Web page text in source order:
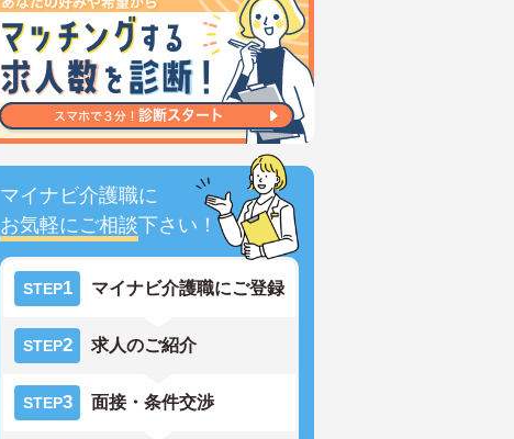
マイナビ介護職に
お気軽にご相談下さい！
STEP1 マイナビ介護職にご登録
STEP2 求人のご紹介
STEP3 面接・条件交渉